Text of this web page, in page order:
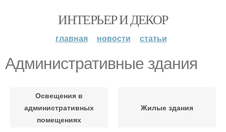
ИНТЕРЬЕР И ДЕКОР
главная новости статьи
Административные здания
Освещения в
административных
помещениях
Жилые здания